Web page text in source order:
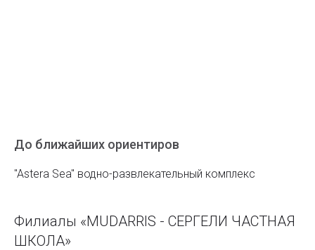
До ближайших ориентиров
"Astera Sea" водно-развлекательный комплекс
Филиалы «MUDARRIS - СЕРГЕЛИ ЧАСТНАЯ
ШКОЛА»